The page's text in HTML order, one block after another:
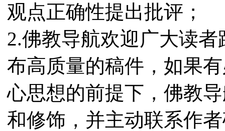
观点正确性提出批评；
2.佛教导航欢迎广大读
布高质量的稿件，如果
心思想的前提下，佛教
和修饰，并主动联系作